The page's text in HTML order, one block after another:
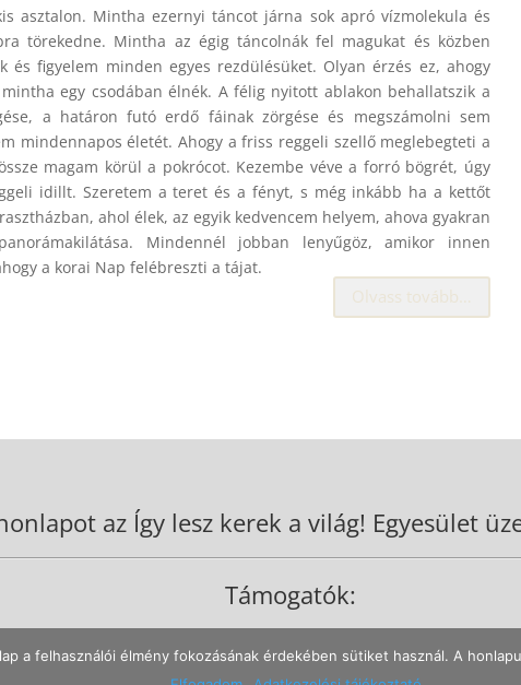
asztalon. Mintha ezernyi táncot járna sok apró vízmolekula és
törekedne. Mintha az égig táncolnák fel magukat és közben
és figyelem minden egyes rezdülésüket. Olyan érzés ez, ahogy
egy csodában élnék. A félig nyitott ablakon behallatszik a
a határon futó erdő fáinak zörgése és megszámolni sem
mindennapos életét. Ahogy a friss reggeli szellő meglebegteti a
magam körül a pokrócot. Kezembe véve a forró bögrét, úgy
idillt. Szeretem a teret és a fényt, s még inkább ha a kettőt
ahol élek, az egyik kedvencem helyem, ahova gyakran
Mindennél jobban lenyűgöz, amikor innen
a korai Nap felébreszti a tájat.
Olvass tovább…
az Így lesz kerek a világ! Egyesület
Támogatók:
Edge. Ajánlott felbontás: legalább 1280x720p. Impresszum/Adatkezelés
a felhasználói élmény fokozásának érdekében sütiket használ. A